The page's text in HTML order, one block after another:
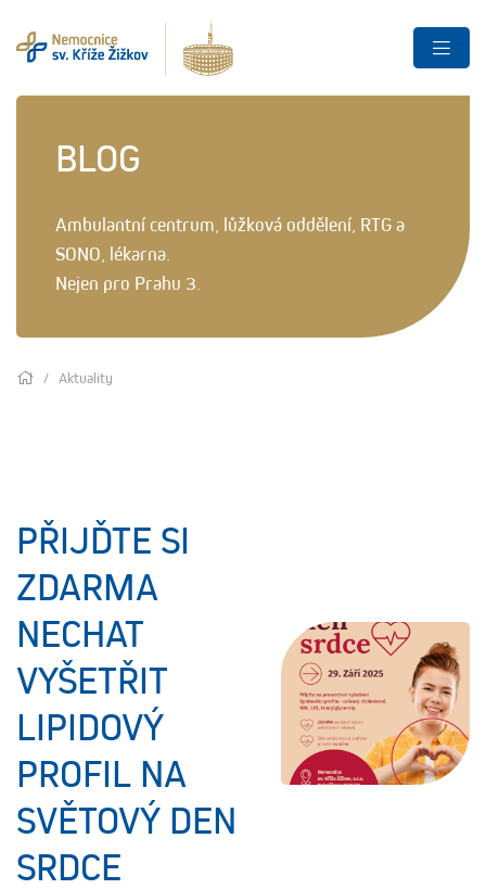
BLOG
Ambulantní centrum, lůžková oddělení, RTG a
SONO, lékarna.
Nejen pro Prahu 3.
Aktuality
PŘIJĎTE SI
ZDARMA
NECHAT
VYŠETŘIT
LIPIDOVÝ
PROFIL NA
SVĚTOVÝ DEN
SRDCE